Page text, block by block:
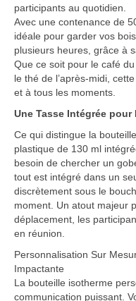
Vêtement
Contact
participants au quotidien.
Avec une contenance de
idéale pour garder vos
plusieurs heures, grâce à
Que ce soit pour le café
le thé de l’après-midi,
et à tous les moments.
Une Tasse Intégrée
Ce qui distingue la
plastique de 130 ml
besoin de chercher un
tout est intégré dans un
discrètement sous le
moment. Un atout majeur
déplacement, les
en réunion.
Personnalisation Sur
Impactante
La bouteille isotherme
communication puissant.